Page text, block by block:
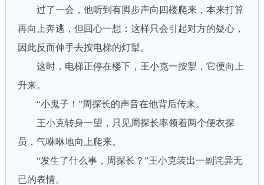
过了一会，他听到有脚步声向四楼爬来，本来打算
再向上奔逃，但回心一想：这样只会引起对方的疑心，
因此反而伸手去按电梯的灯掣。
这时，电梯正停在楼下，王小克一按掣，它便向上
升来。
“小鬼子！”周探长的声音在他背后传来。
王小克转身一望，只见周探长率领着两个便衣探
员，气咻咻地向上爬来。
“发生了什么事，周探长？”王小克装出一副诧异无
已的表情。